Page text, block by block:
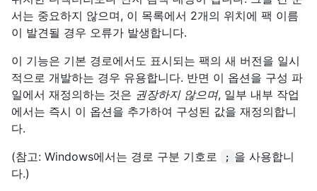
서는 중요하지 않으며, 이 목록에서 2개의 위치에 팩 이름
이 발견될 경우 오류가 발생합니다.
이 기능은 기본 경로에서도 표시되는 팩의 새 버전을 일시
적으로 개발하는 경우 유용합니다. 반면 이 옵션을 구성 파
일에서 재정의하는 것은 권장하지 않으며, 일부 내부 작업
에서는 즉시 이 옵션을 추가하여 구성된 값을 재정의합니
다.
(참고: Windows에서는 경로 구분 기호로
; 을 사용합니
다.)